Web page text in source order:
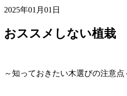
2025年01月01日
おススメしない植栽
～知っておきたい木選びの注意点